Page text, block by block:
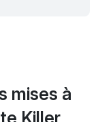
mises à
Killer